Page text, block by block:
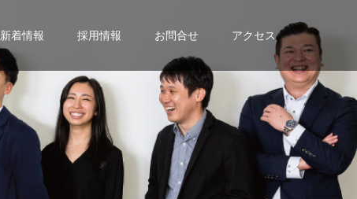
新着情報 採用情報 お問合せ アクセス